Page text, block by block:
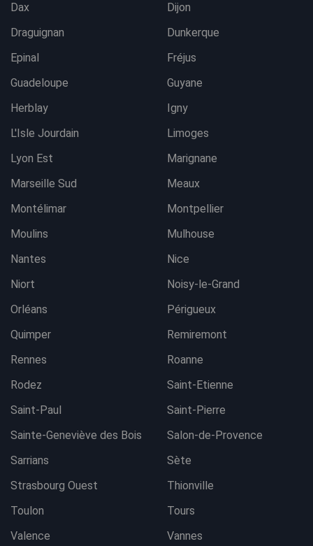
Dax
Dijon
Draguignan
Dunkerque
Epinal
Fréjus
Guadeloupe
Guyane
Herblay
Igny
L'Isle Jourdain
Limoges
Lyon Est
Marignane
Marseille Sud
Meaux
Montélimar
Montpellier
Moulins
Mulhouse
Nantes
Nice
Niort
Noisy-le-Grand
Orléans
Périgueux
Quimper
Remiremont
Rennes
Roanne
Rodez
Saint-Etienne
Saint-Paul
Saint-Pierre
Sainte-Geneviève des Bois
Salon-de-Provence
Sarrians
Sète
Strasbourg Ouest
Thionville
Toulon
Tours
Valence
Vannes